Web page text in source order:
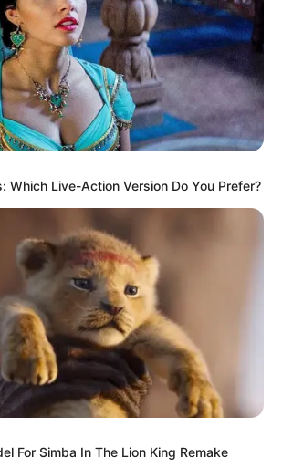
Which Live-Action Version Do You Prefer?
For Simba In The Lion King Remake